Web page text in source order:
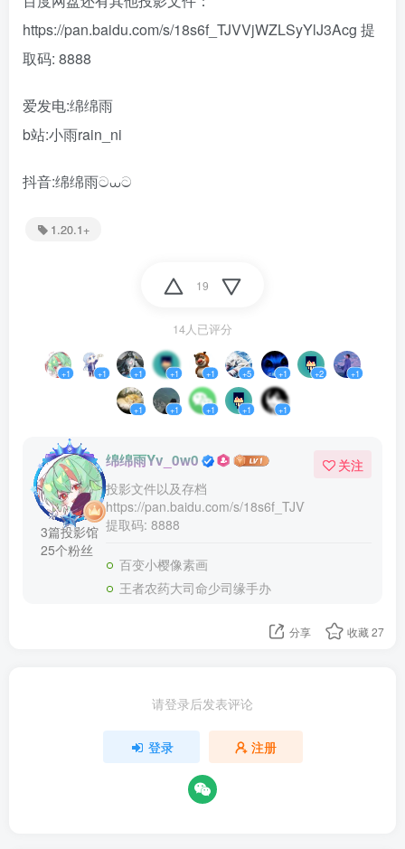
https://pan.baidu.com/s/18s6f_TJVVjWZLSyYlJ3Acg 提
取码: 8888
爱发电:绵绵雨
b站:小雨rain_ni
抖音:绵绵雨ට⩊ට
1.20.1+
19
14人已评分
+1 +1 +1 +1 +1 +5 +1 +2 +1
+1 +1 +1 +1 +1
3篇投影馆
25个粉丝
绵绵雨Yv_0w0
投影文件以及存档
https://pan.baidu.com/s/18s6f_TJVVjWZLSyYlJ3Acg
提取码: 8888
关注
百变小樱像素画
王者农药大司命少司缘手办
分享 收藏27
请登录后发表评论
登录 注册